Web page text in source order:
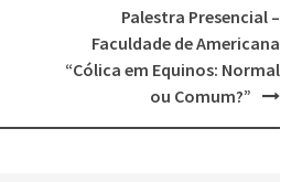
Palestra Presencial –
Faculdade de Americana
“Cólica em Equinos: Normal
ou Comum?”